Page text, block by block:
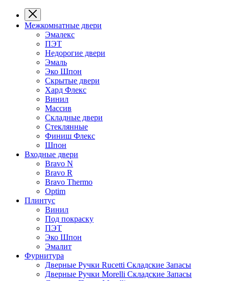
Межкомнатные двери
Эмалекс
ПЭТ
Недорогие двери
Эмаль
Эко Шпон
Скрытые двери
Хард Флекс
Винил
Массив
Складные двери
Стеклянные
Финиш Флекс
Шпон
Входные двери
Bravo N
Bravo R
Bravo Thermo
Optim
Плинтус
Винил
Под покраску
ПЭТ
Эко Шпон
Эмалит
Фурнитура
Дверные Ручки Rucetti Складские Запасы
Дверные Ручки Morelli Складские Запасы